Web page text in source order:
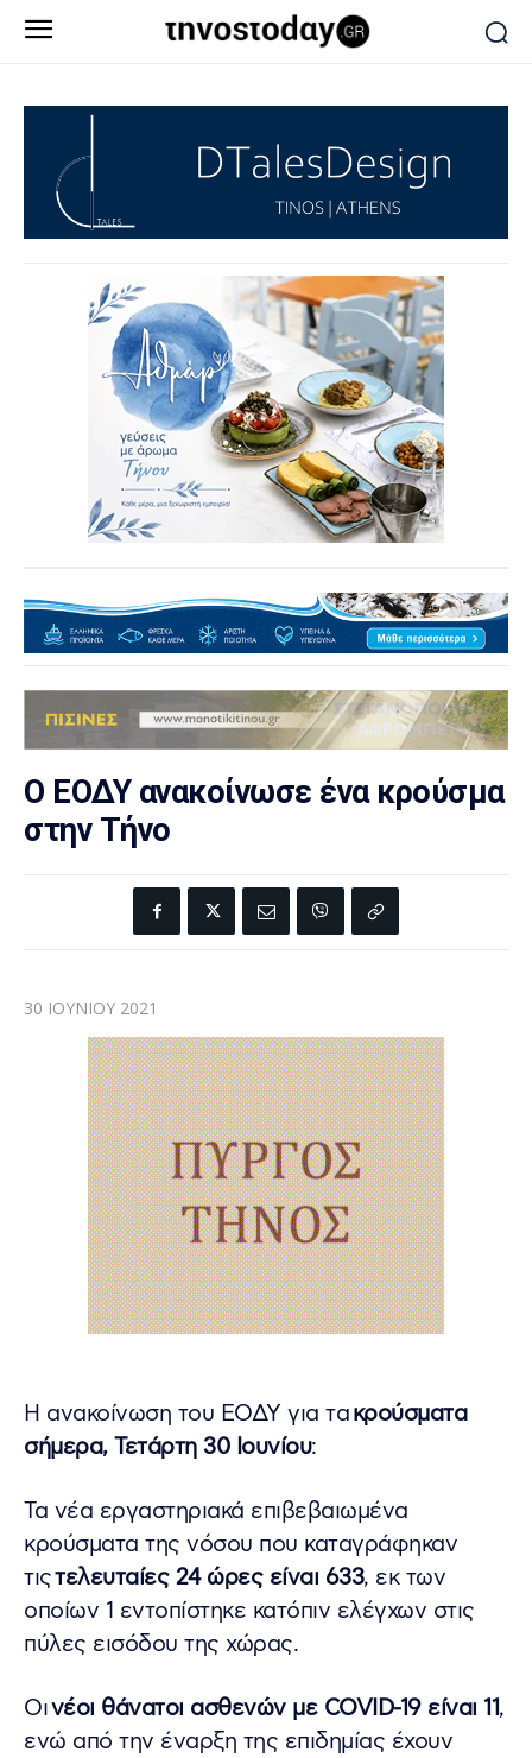
Ο ΕΟΔΥ ανακοίνωσε ένα κρούσμα
στην Τήνο
30 ΙΟΥΝΊΟΥ 2021
Η ανακοίνωση του ΕΟΔΥ για τακρούσματα
σήμερα, Τετάρτη 30 Ιουνίου:
Τα νέα εργαστηριακά επιβεβαιωμένα
κρούσματα της νόσου που καταγράφηκαν
τιςτελευταίες 24 ώρες είναι 633, εκ των
οποίων 1 εντοπίστηκε κατόπιν ελέγχων στις
πύλες εισόδου της χώρας.
Οινέοι θάνατοι ασθενών με COVID-19 είναι 11,
ενώ από την έναρξη της επιδημίας έχουν